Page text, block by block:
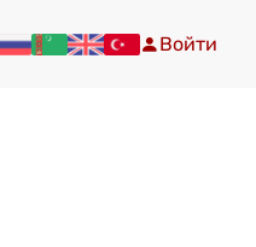
Войти